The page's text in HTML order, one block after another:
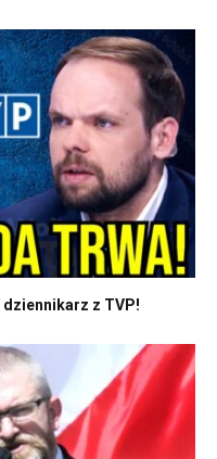
dziennikarz z TVP!